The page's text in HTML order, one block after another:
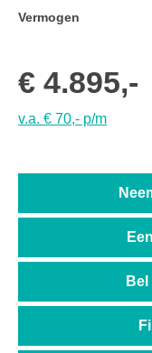
Vermogen
€ 4.895,-
v.a. € 70,- p/m